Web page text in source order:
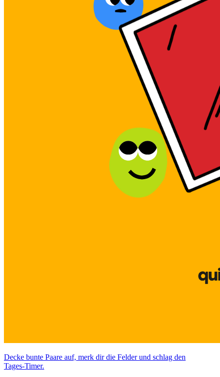
Decke bunte Paare auf, merk dir die Felder und schlag den
Tages‑Timer.